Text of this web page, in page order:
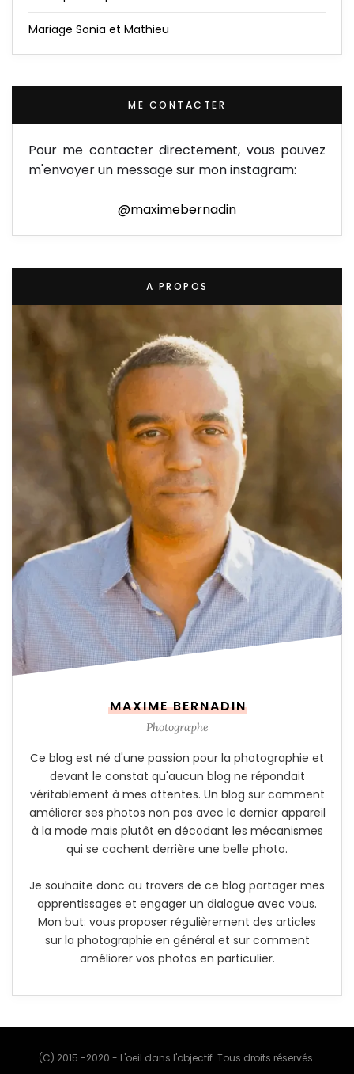
Mariage Sonia et Mathieu
ME CONTACTER
Pour me contacter directement, vous pouvez
m'envoyer un message sur mon instagram:
@maximebernadin
A PROPOS
MAXIME BERNADIN
Photographe
Ce blog est né d'une passion pour la photographie et
devant le constat qu'aucun blog ne répondait
véritablement à mes attentes. Un blog sur comment
améliorer ses photos non pas avec le dernier appareil
à la mode mais plutôt en décodant les mécanismes
qui se cachent derrière une belle photo.
Je souhaite donc au travers de ce blog partager mes
apprentissages et engager un dialogue avec vous.
Mon but: vous proposer régulièrement des articles
sur la photographie en général et sur comment
améliorer vos photos en particulier.
(C) 2015 -2020 - L'oeil dans l'objectif. Tous droits réservés.